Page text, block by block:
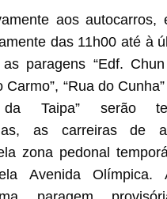
aos
das 11h00 até à
paragens “Edf.
Carmo”, “Rua do
Taipa” serão
as carreiras de
zona pedonal
Avenida Olímpica.